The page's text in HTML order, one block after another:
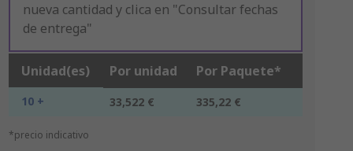
nueva cantidad y clica en "Consultar fechas
de entrega"
Unidad(es) Por unidad Por Paquete*
10 + 33,522 € 335,22 €
*precio indicativo